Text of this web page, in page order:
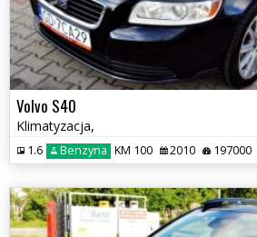
Volvo S40
Klimatyzacja,
1.6 Benzyna KM 100 2010 197000